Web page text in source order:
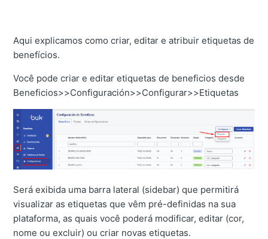
Aqui explicamos como criar, editar e atribuir etiquetas de
benefícios.
Você pode criar e editar etiquetas de beneficios desde
Beneficios>>Configuración>>Configurar>>Etiquetas
Será exibida uma barra lateral (sidebar) que permitirá
visualizar as etiquetas que vêm pré-definidas na sua
plataforma, as quais você poderá modificar, editar (cor,
nome ou excluir) ou criar novas etiquetas.